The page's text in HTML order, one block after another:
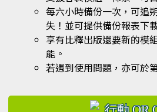
每六小時備份一次，可追
失！並可提供備份報表下
享有比釋出版還要新的模
能。
若遇到使用問題，亦可於